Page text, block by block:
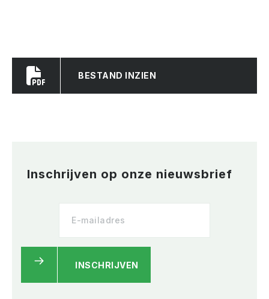
BESTAND INZIEN
Inschrijven op onze nieuwsbrief
INSCHRIJVEN